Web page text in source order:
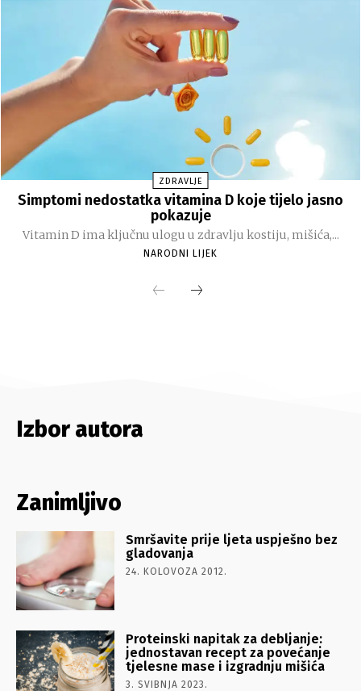
Izbor autora
Zanimljivo
Smršavite prije ljeta uspješno bez
gladovanja
24. KOLOVOZA 2012.
Proteinski napitak za debljanje:
jednostavan recept za povećanje
tjelesne mase i izgradnju mišića
3. SVIBNJA 2023.